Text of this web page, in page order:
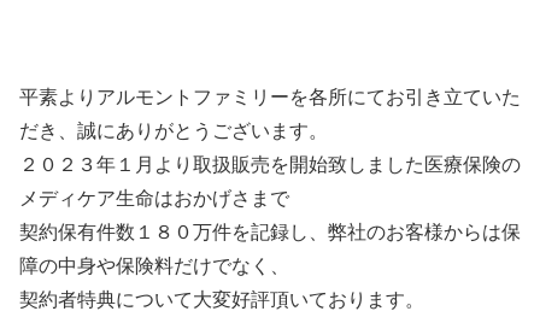
平素よりアルモントファミリーを各所にてお引き立ていた
だき、誠にありがとうございます。
２０２３年１月より取扱販売を開始致しました医療保険の
メディケア生命はおかげさまで
契約保有件数１８０万件を記録し、弊社のお客様からは保
障の中身や保険料だけでなく、
契約者特典について大変好評頂いております。